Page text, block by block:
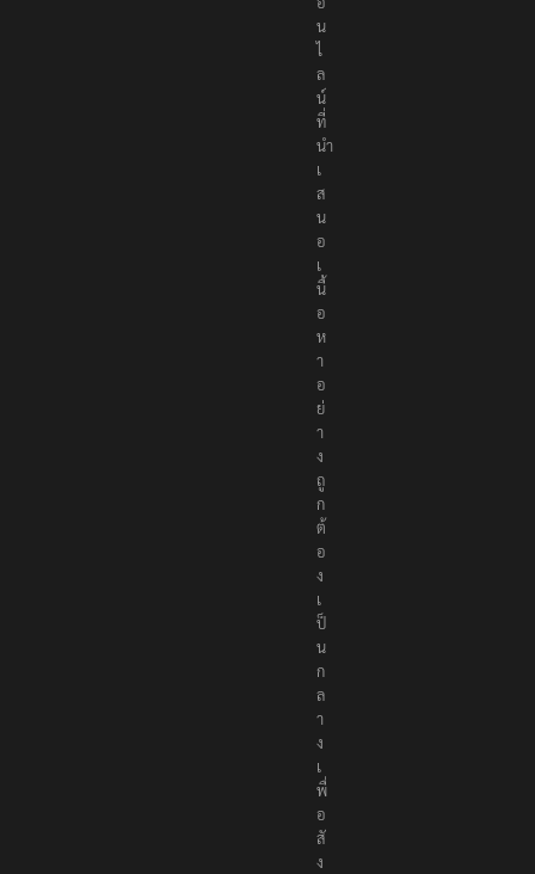
น
ไ
ล
น์
ที่
นำ
เ
ส
น
อ
เ
นื้
อ
ห
า
อ
ย่
า
ง
ถู
ก
ต้
อ
ง
เ
ป็
น
ก
ล
า
ง
เ
พื่
อ
สั
ง